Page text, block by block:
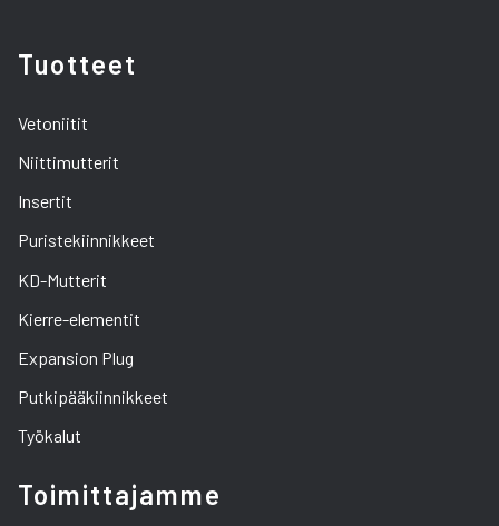
Tuotteet
Vetoniitit
Niittimutterit
Insertit
Puristekiinnikkeet
KD-Mutterit
Kierre-elementit
Expansion Plug
Putkipääkiinnikkeet
Työkalut
Toimittajamme